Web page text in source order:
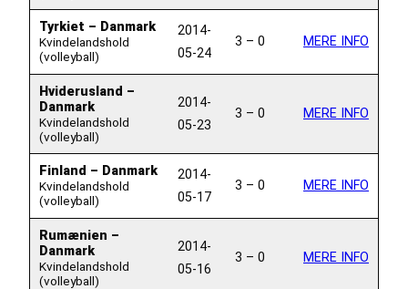
Tyrkiet – Danmark
Kvindelandshold
(volleyball)
2014-
05-24
3 – 0 MERE INFO
Hviderusland –
Danmark
Kvindelandshold
(volleyball)
2014-
05-23
3 – 0 MERE INFO
Finland – Danmark
Kvindelandshold
(volleyball)
2014-
05-17
3 – 0 MERE INFO
Rumænien –
Danmark
Kvindelandshold
(volleyball)
2014-
05-16
3 – 0 MERE INFO